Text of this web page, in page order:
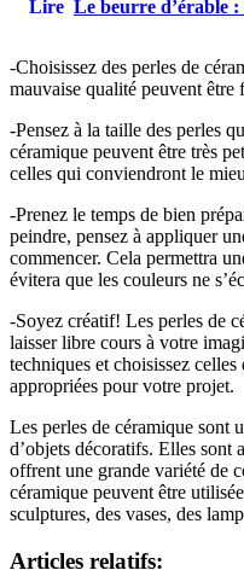
Lire Le beurre d’érable
-Choisissez des perles de
mauvaise qualité peuvent être
-Pensez à la taille des perles
céramique peuvent être très
celles qui conviendront le
-Prenez le temps de bien
peindre, pensez à appliquer
commencer. Cela permettra
évitera que les couleurs ne
-Soyez créatif! Les perles de
laisser libre cours à votre
techniques et choisissez
appropriées pour votre projet.
Les perles de céramique sont
d’objets décoratifs. Elles sont
offrent une grande variété de
céramique peuvent être
sculptures, des vases, des
Articles relatifs: